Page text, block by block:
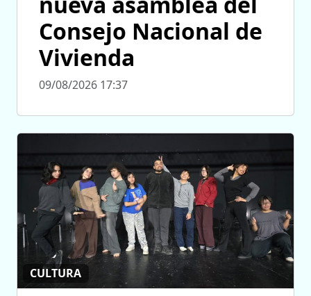
Consejo Nacional de
Vivienda
09/08/2026 17:37
CULTURA